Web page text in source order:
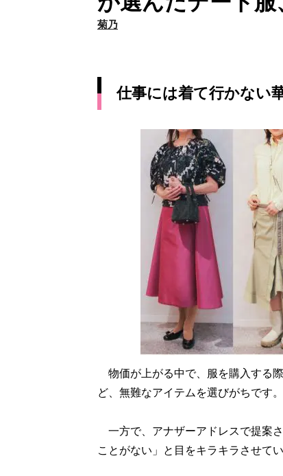
菊乃
仕事には着て行かない
物価が上がる中で、服を購入する
ど、無難なアイテムを選びがちです。
一方で、アナザーアドレスで提案
ことがない」と目をキラキラさせて